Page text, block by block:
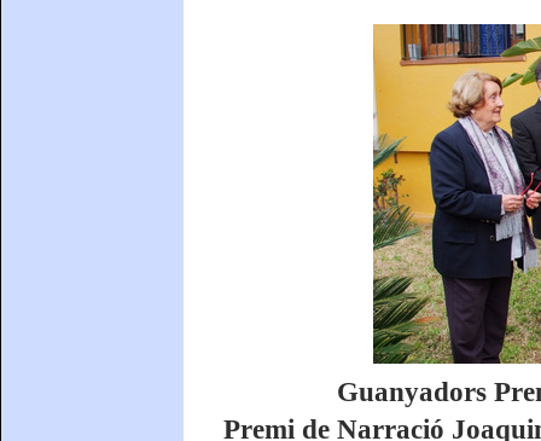
Guanyadors
Premi de Narració